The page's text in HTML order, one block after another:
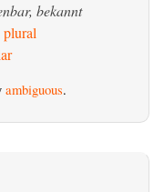
bekannt
plural
ambiguous.